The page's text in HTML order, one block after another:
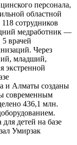
персонала,
областной
сотрудников
медработник —
врачей
Через
младший,
экстренной
и Алматы созданы
современным
436,1 млн.
детей на базе
Умирзак